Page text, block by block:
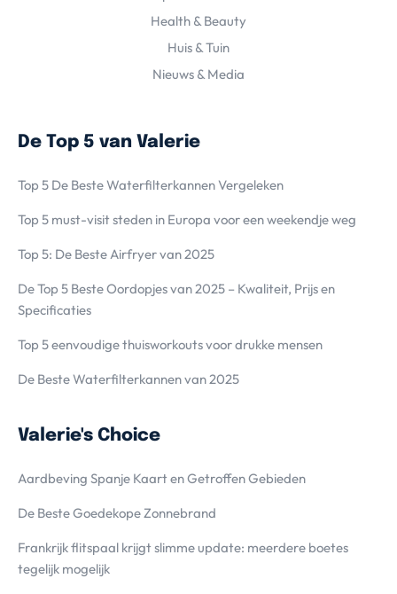
Health & Beauty
Huis & Tuin
Nieuws & Media
De Top 5 van Valerie
Top 5 De Beste Waterfilterkannen Vergeleken
Top 5 must-visit steden in Europa voor een weekendje weg
Top 5: De Beste Airfryer van 2025
De Top 5 Beste Oordopjes van 2025 – Kwaliteit, Prijs en
Specificaties
Top 5 eenvoudige thuisworkouts voor drukke mensen
De Beste Waterfilterkannen van 2025
Valerie's Choice
Aardbeving Spanje Kaart en Getroffen Gebieden
De Beste Goedekope Zonnebrand
Frankrijk flitspaal krijgt slimme update: meerdere boetes
tegelijk mogelijk